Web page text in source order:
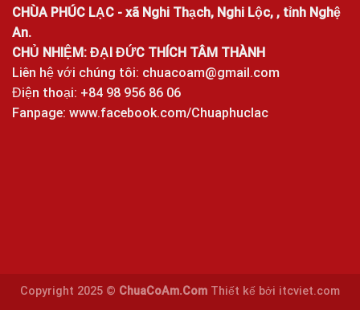
CHÙA PHÚC LẠC - xã Nghi Thạch, Nghi Lộc, , tỉnh Nghệ
An.
CHỦ NHIỆM: ĐẠI ĐỨC THÍCH TÂM THÀNH
Liên hệ với chúng tôi: chuacoam@gmail.com
Điện thoại: +84 98 956 86 06
Fanpage: www.facebook.com/Chuaphuclac
Copyright 2025 © ChuaCoAm.Com Thiết kế bởi itcviet.com